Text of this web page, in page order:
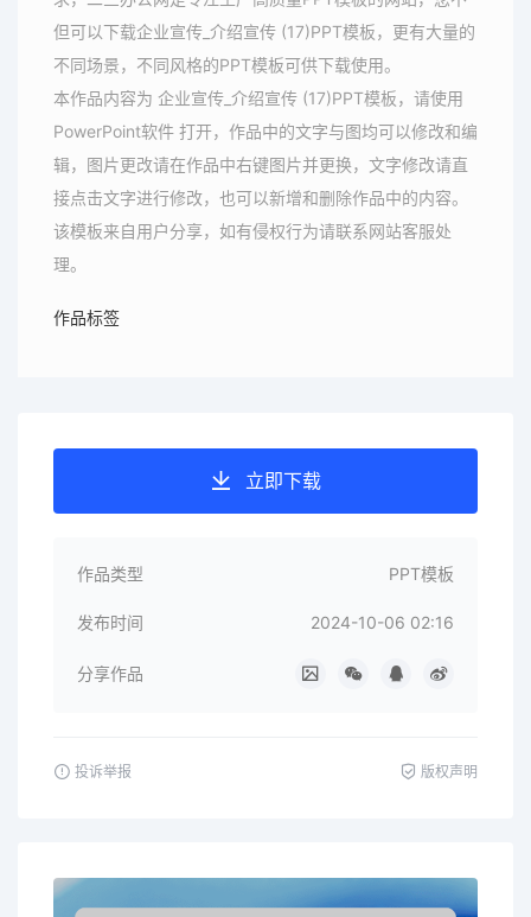
但可以下载企业宣传_介绍宣传 (17)PPT模板，更有大量的
不同场景，不同风格的PPT模板可供下载使用。
本作品内容为 企业宣传_介绍宣传 (17)PPT模板，请使用
PowerPoint软件 打开，作品中的文字与图均可以修改和编
辑，图片更改请在作品中右键图片并更换，文字修改请直
接点击文字进行修改，也可以新增和删除作品中的内容。
该模板来自用户分享，如有侵权行为请联系网站客服处
理。
作品标签
立即下载
作品类型 PPT模板
发布时间 2024-10-06 02:16
分享作品
投诉举报 版权声明